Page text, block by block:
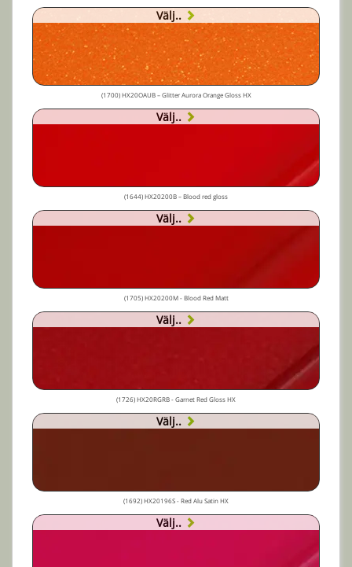
Välj..
(1700) HX20OAUB – Glitter Aurora Orange Gloss HX
Välj..
(1644) HX20200B – Blood red gloss
Välj..
(1705) HX20200M - Blood Red Matt
Välj..
(1726) HX20RGRB - Garnet Red Gloss HX
Välj..
(1692) HX20196S - Red Alu Satin HX
Välj..